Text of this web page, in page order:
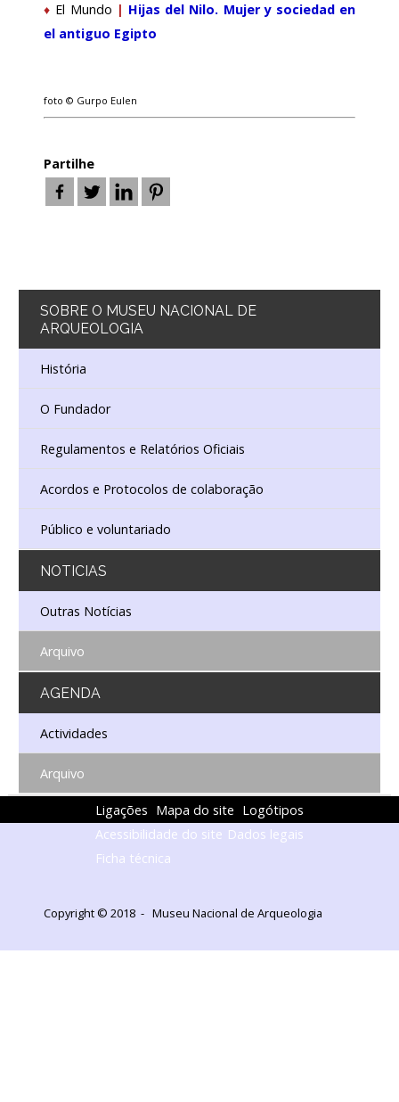
♦ El Mundo | Hijas del Nilo. Mujer y sociedad en
el antiguo Egipto
foto © Gurpo Eulen
Partilhe
SOBRE O MUSEU NACIONAL DE
ARQUEOLOGIA
História
O Fundador
Regulamentos e Relatórios Oficiais
Acordos e Protocolos de colaboração
Público e voluntariado
NOTICIAS
Outras Notícias
Arquivo
AGENDA
Actividades
Arquivo
Ligações Mapa do site Logótipos
Acessibilidade do site Dados legais
Ficha técnica
Copyright © 2018 - Museu Nacional de Arqueologia